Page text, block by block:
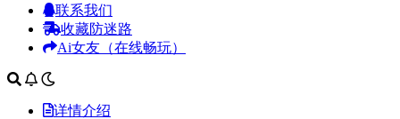
联系我们
收藏防迷路
Ai女友（在线畅玩）
详情介绍